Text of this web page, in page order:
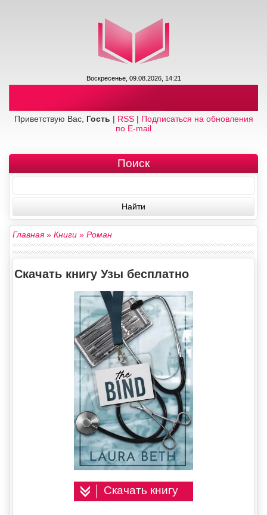
Воскресенье, 09.08.2026, 14:21
Приветствую Вас, Гость | RSS| Подписаться на обновления
по E-mail
Поиск
Главная» Книги » Роман
Скачать книгу Узы бесплатно
Скачать книгу